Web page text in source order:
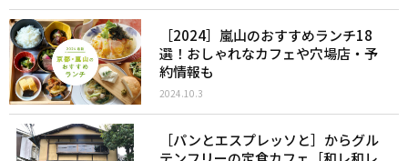
［2024］嵐山のおすすめランチ18
選！おしゃれなカフェや穴場店・予
約情報も
2024.10.3
［パンとエスプレッソと］からグル